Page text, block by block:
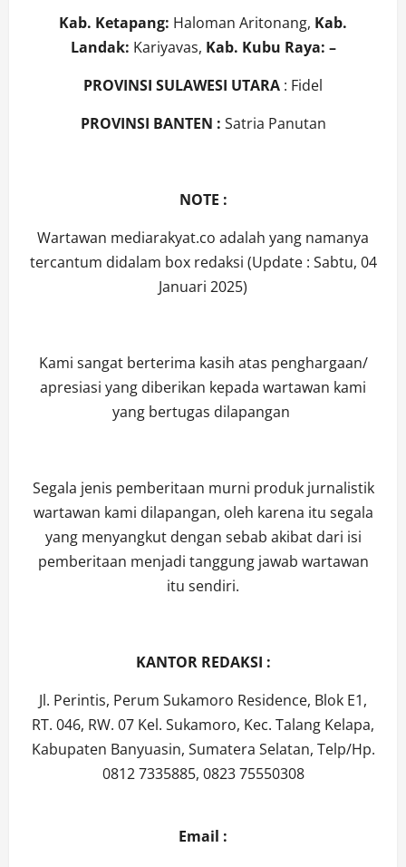
Kab. Ketapang: Haloman Aritonang, Kab.
Landak: Kariyavas, Kab. Kubu Raya: –
PROVINSI SULAWESI UTARA : Fidel
PROVINSI BANTEN : Satria Panutan
NOTE :
Wartawan mediarakyat.co adalah yang namanya
tercantum didalam box redaksi (Update : Sabtu, 04
Januari 2025)
Kami sangat berterima kasih atas penghargaan/
apresiasi yang diberikan kepada wartawan kami
yang bertugas dilapangan
Segala jenis pemberitaan murni produk jurnalistik
wartawan kami dilapangan, oleh karena itu segala
yang menyangkut dengan sebab akibat dari isi
pemberitaan menjadi tanggung jawab wartawan
itu sendiri.
KANTOR REDAKSI :
Jl. Perintis, Perum Sukamoro Residence, Blok E1,
RT. 046, RW. 07 Kel. Sukamoro, Kec. Talang Kelapa,
Kabupaten Banyuasin, Sumatera Selatan, Telp/Hp.
0812 7335885, 0823 75550308
Email :